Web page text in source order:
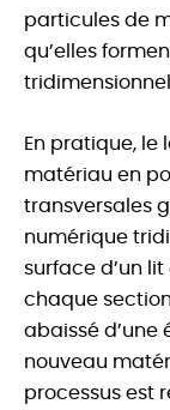
particules de
qu’elles
En pratique, le
matériau en
transversales
numérique
surface d’un
chaque
abaissé d’une
nouveau
processus est